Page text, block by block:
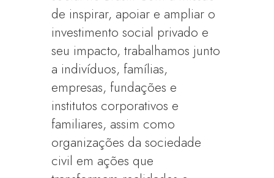
de inspirar, apoiar e ampliar o
investimento social privado e
seu impacto, trabalhamos junto
a indivíduos, famílias,
empresas, fundações e
institutos corporativos e
familiares, assim como
organizações da sociedade
civil em ações que